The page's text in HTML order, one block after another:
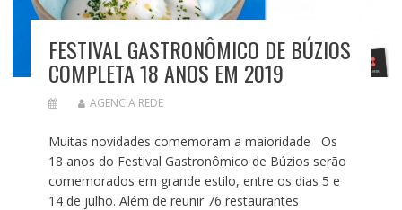
FESTIVAL GASTRONÔMICO DE BÚZIOS
COMPLETA 18 ANOS EM 2019
AGENCIA REDE
Muitas novidades comemoram a maioridade Os
18 anos do Festival Gastronômico de Búzios serão
comemorados em grande estilo, entre os dias 5 e
14 de julho. Além de reunir 76 restaurantes